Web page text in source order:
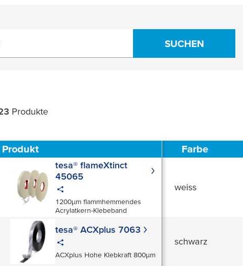
SUCHEN
Filter
Produkte
Produkt Farbe
tesa® flameXtinct
45065
1200µm flammhemmendes
Acrylatkern-Klebeband
weiss
tesa® ACXplus 7063
ACXplus Hohe Klebkraft 800µm
schwarz